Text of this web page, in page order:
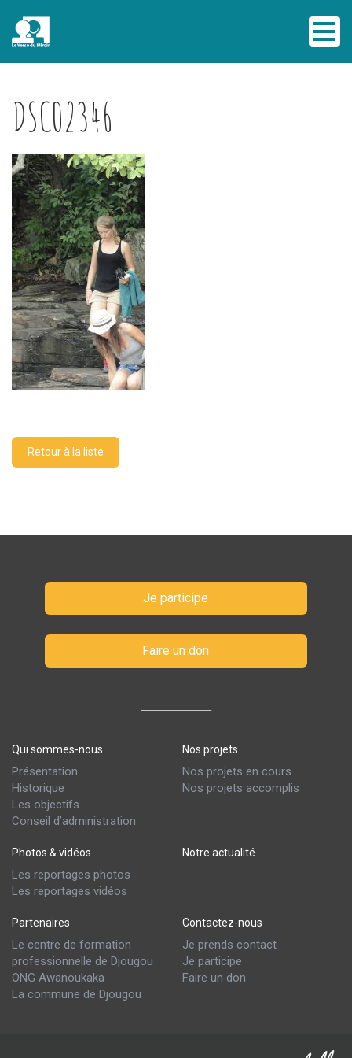
DSC02346
Retour à la liste
Je participe
Faire un don
Qui sommes-nous
Présentation
Historique
Les objectifs
Conseil d’administration
Nos projets
Nos projets en cours
Nos projets accomplis
Photos & vidéos
Les reportages photos
Les reportages vidéos
Notre actualité
Partenaires
Le centre de formation
professionnelle de Djougou
ONG Awanoukaka
La commune de Djougou
Contactez-nous
Je prends contact
Je participe
Faire un don